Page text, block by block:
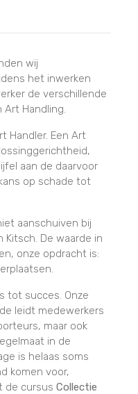
wij
het inwerken
de verschillende
Art Handling.
Handler. Een Art
aan de daarvoor
op schade tot
aanschuiven bij
Kitsch. De waarde in
onze opdracht is:
tot succes. Onze
leidt medewerkers
maar ook
in de
is helaas soms
komen voor,
de cursus Collectie